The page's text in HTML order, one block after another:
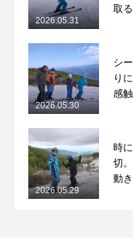
取
2026.05.31
シ
り
感
2026.05.30
時
切
動
2026.05.29